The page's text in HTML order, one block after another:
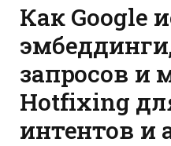
Как Google
запросов и
Hotfixing
интентов и